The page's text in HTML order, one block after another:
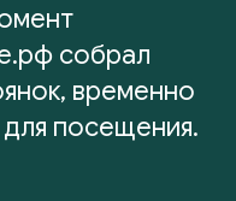
собрал
временно
для посещения.